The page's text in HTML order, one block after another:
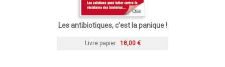
Les antibiotiques, c'est la panique !
Livre papier 18,00 €